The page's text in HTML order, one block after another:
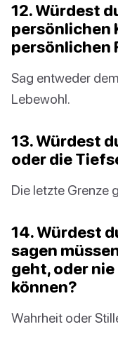
12. Würdest
persönlichen
persönlichen
Sag entweder
Lebewohl.
13. Würdest
oder die
Die letzte Grenze
14. Würdest
sagen
geht, oder
können?
Wahrheit oder